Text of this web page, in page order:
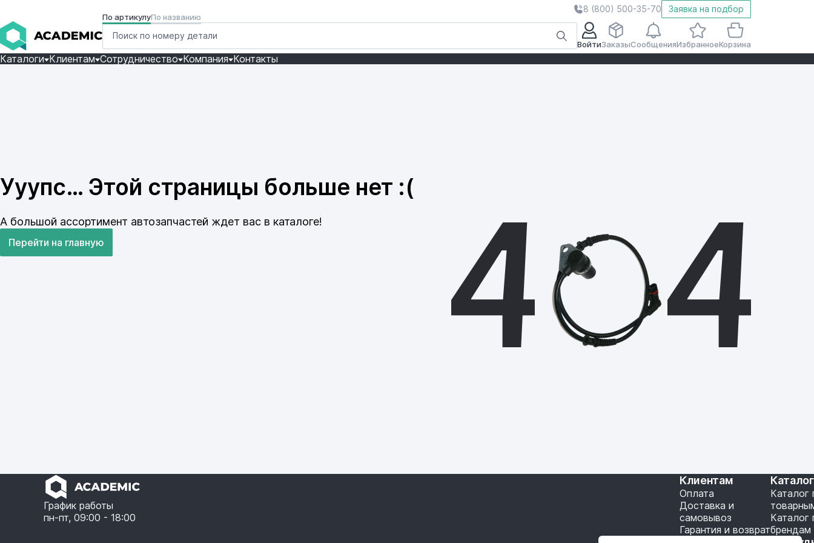
8 (800) 500-35-70 Заявка на подбор
По артикулуПо названию
ВойтиЗаказыСообщенияИзбранноеКорзина
Каталоги Клиентам Сотрудничество Компания Контакты
Ууупс… Этой страницы больше нет :(
А большой ассортимент автозапчастей ждет вас в каталоге!
Перейти на главную
График работы
пн-пт, 09:00 - 18:00
Клиентам
Оплата
Доставка и
самовывоз
Гарантия и возврат
Каталог
Каталог
брендам